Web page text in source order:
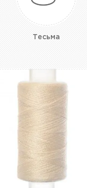
Тесьма